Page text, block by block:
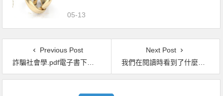
之道
05-13
Previous Post
詐騙社會學.pdf電子書下載（孫中興 著）：華人第一本探索詐騙、謊言與信任的專書
Next Post
我們在閱讀時看到了什麼？.pdf電子書下載（彼得‧曼德森 著）